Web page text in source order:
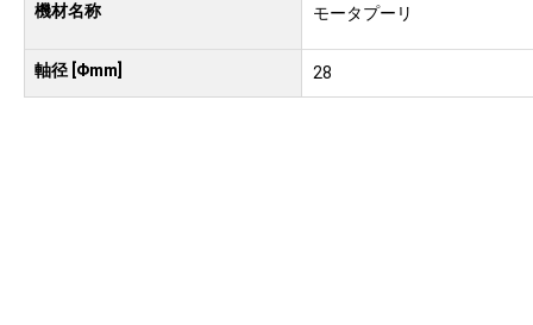
機材名称 モータプーリ
軸径 [Φmm] 28